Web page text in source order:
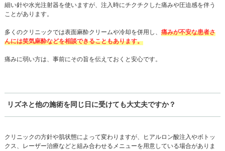
細い針や水光注射器を使いますが、注入時にチクチクした痛みや圧迫感を伴う
ことがあります。
多くのクリニックでは表面麻酔クリームや冷却を併用し、 痛みが不安な患者さ
んには笑気麻酔などを相談できることもあります。
痛みに弱い方は、事前にその旨を伝えておくと安心です。
リズネと他の施術を同じ日に受けても大丈夫ですか？
クリニックの方針や肌状態によって変わりますが、ヒアルロン酸注入やボトッ
クス、レーザー治療などと組み合わせるメニューを用意している場合がありま